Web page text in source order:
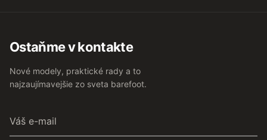
Ostaňme v kontakte
Nové modely, praktické rady a to
najzaujímavejšie zo sveta barefoot.
e-
mail